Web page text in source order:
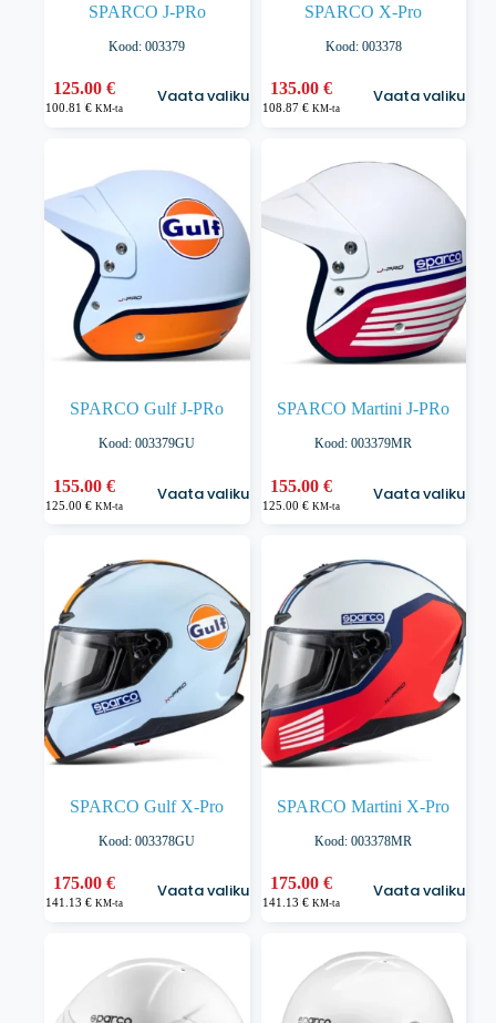
SPARCO J-PRo
Kood: 003379
125.00€
100.81€ KM-ta
Vaata valikuid
Sellel
tootel
saab
teha
tootelehel.
SPARCO X-Pro
Kood: 003378
135.00 €
108.87 € KM-ta
Vaata valikuid
Sellel
tootel
Valikuid
tootelehel.
SPARCO Gulf J-PRo
Kood: 003379GU
155.00€
125.00€ KM-ta
Vaata valikuid
Sellel
tootel
Valikuid
tootelehel.
SPARCO Martini J-PRo
Kood: 003379MR
155.00 €
125.00 € KM-ta
Vaata valikuid
Sellel
tootel
Valikuid
teha
tootelehel.
SPARCO Gulf X-Pro
Kood: 003378GU
175.00€
141.13€ KM-ta
Vaata valikuid
Sellel
tootel
SPARCO Martini X-Pro
Kood: 003378MR
175.00 €
141.13 € KM-ta
Vaata valikuid
Sellel
tootel